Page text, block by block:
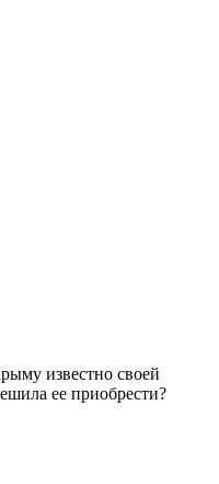
известно своей
ее приобрести?